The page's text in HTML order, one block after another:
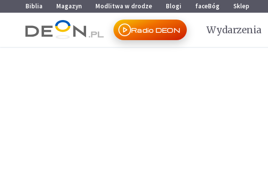
Przejdź do menu głównego
Przejdź do treści
Biblia Magazyn Modlitwa w drodze Blogi faceBóg Sklep
Radio DEON Wydarzenia